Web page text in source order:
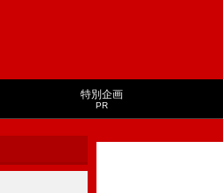
特別企画
PR